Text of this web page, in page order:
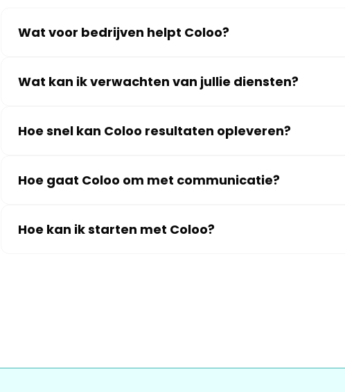
Wat voor bedrijven helpt Coloo?
Wat kan ik verwachten van jullie diensten?
Hoe snel kan Coloo resultaten opleveren?
Hoe gaat Coloo om met communicatie?
Hoe kan ik starten met Coloo?